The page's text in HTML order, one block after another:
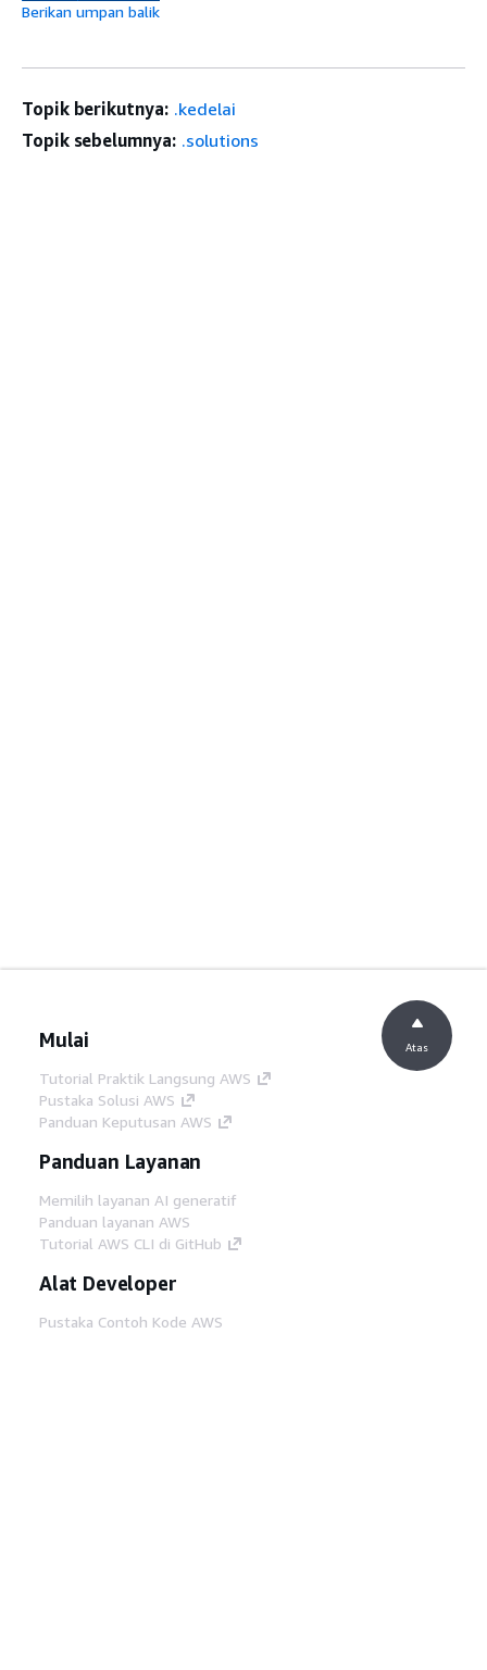
Berikan umpan balik
Topik berikutnya: .kedelai
Topik sebelumnya: .solutions
Mulai
Tutorial Praktik Langsung AWS
Pustaka Solusi AWS
Panduan Keputusan AWS
Panduan Layanan
Memilih layanan AI generatif
Panduan layanan AWS
Tutorial AWS CLI di GitHub
Alat Developer
Pustaka Contoh Kode AWS
Atas